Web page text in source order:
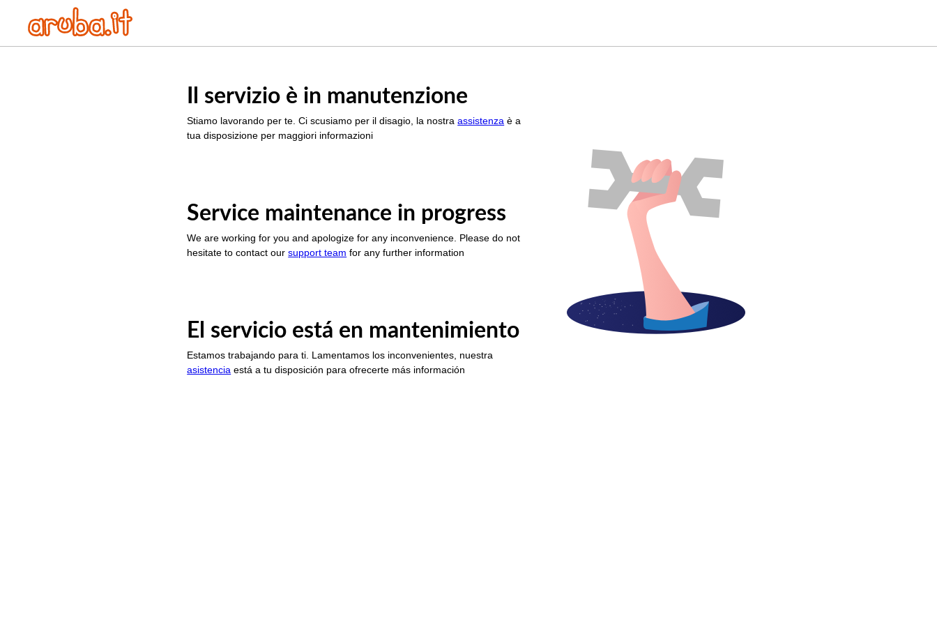
Il servizio è in manutenzione
Stiamo lavorando per te. Ci scusiamo per il disagio, la nostraassistenza è a
tua disposizione per maggiori informazioni
Service maintenance in progress
We are working for you and apologize for any inconvenience. Please do not
hesitate to contact oursupport team for any further information
El servicio está en mantenimiento
Estamos trabajando para ti. Lamentamos los inconvenientes, nuestra
asistencia está a tu disposición para ofrecerte más información